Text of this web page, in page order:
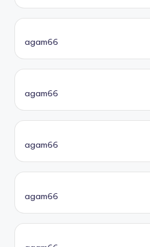
agam66
agam66
agam66
agam66